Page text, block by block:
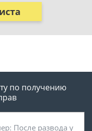
по получению